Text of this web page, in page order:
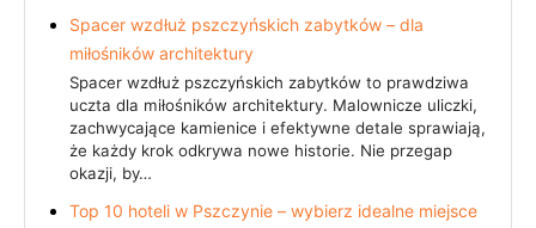
Spacer wzdłuż pszczyńskich zabytków – dla
miłośników architektury
Spacer wzdłuż pszczyńskich zabytków to prawdziwa
uczta dla miłośników architektury. Malownicze uliczki,
zachwycające kamienice i efektywne detale sprawiają,
że każdy krok odkrywa nowe historie. Nie przegap
okazji, by…
Top 10 hoteli w Pszczynie – wybierz idealne miejsce